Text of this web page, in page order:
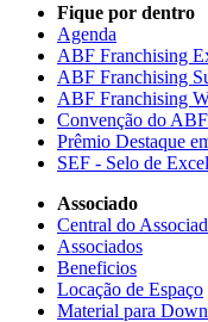
Fique por dentro
Agenda
ABF Franchising
ABF Franchising
ABF Franchising
Convenção do
Prêmio Destaque
SEF - Selo de
Associado
Central do
Associados
Beneficios
Locação de Espaço
Material para